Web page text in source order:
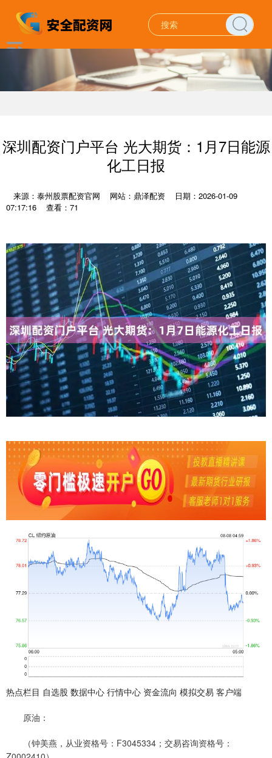
深圳配资门户平台 光大期货：1月7日能源
化工日报
来源：泰州股票配资官网 网站：鼎泽配资
日期：2026-01-09
07:17:16
查看：71
热点栏目 自选股 数据中心 行情中心 资金流向 模拟交易 客户端
原油：
（钟美燕，从业资格号：F3045334；交易咨询资格号：